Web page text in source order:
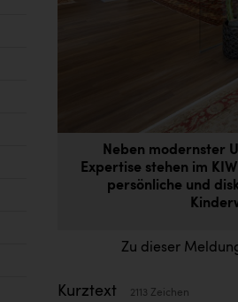
Neben modernster
Expertise stehen im
persönliche und
Zu dieser
Kurztext 2113 Zeichen